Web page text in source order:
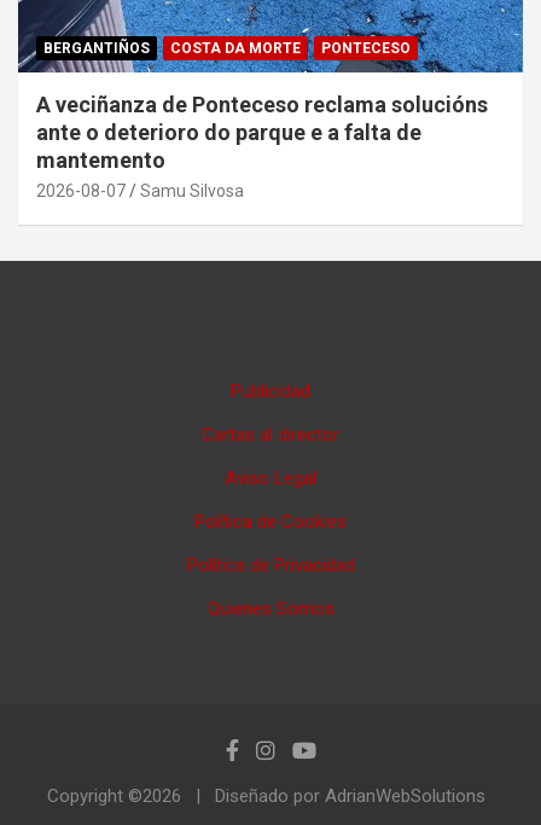
BERGANTIÑOS COSTA DA MORTE PONTECESO
A veciñanza de Ponteceso reclama solucións
ante o deterioro do parque e a falta de
mantemento
2026-08-07 Samu Silvosa
Publicidad
Cartas al director
Aviso Legal
Política de Cookies
Política de Privacidad
Quienes Somos
Copyright ©2026 Diseñado por AdrianWebSolutions